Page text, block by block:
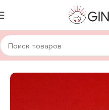
Главная Украшения Кольца